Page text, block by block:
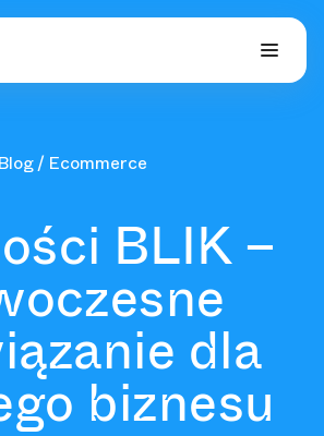
Blog Ecommerce
BLIK –
dla
biznesu